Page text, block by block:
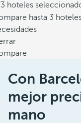
hoteles
hasta 3
Con
mejor
mano